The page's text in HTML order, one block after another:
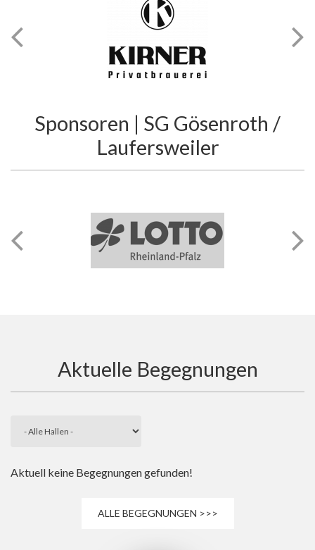
Sponsoren | SG Gösenroth /
Laufersweiler
Aktuelle Begegnungen
Aktuell keine Begegnungen gefunden!
ALLE BEGEGNUNGEN >>>